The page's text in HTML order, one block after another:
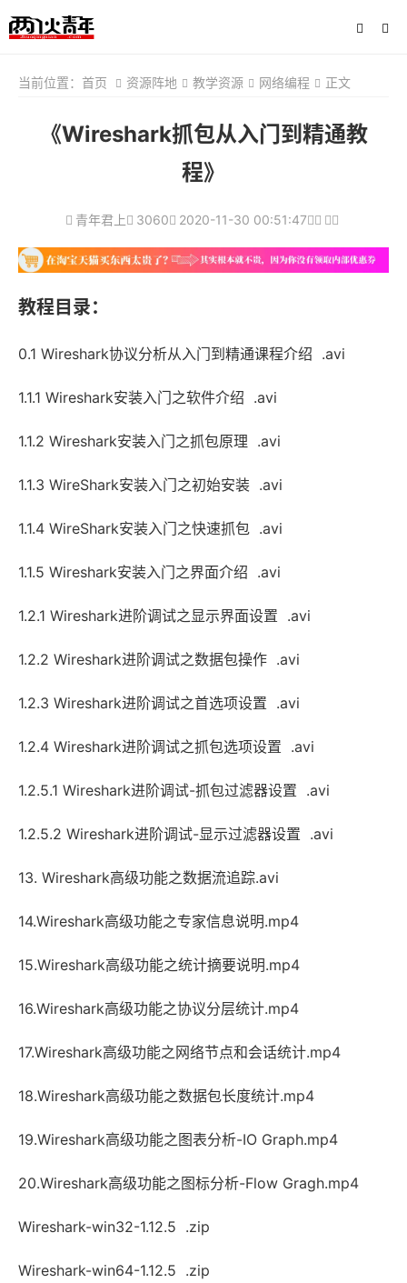
当前位置： 首页 资源阵地 教学资源 网络编程 正文
《Wireshark抓包从入门到精通教
程》
青年君上 3060 2020-11-30 00:51:47
教程目录：
0.1 Wireshark协议分析从入门到精通课程介绍 .avi
1.1.1 Wireshark安装入门之软件介绍 .avi
1.1.2 Wireshark安装入门之抓包原理 .avi
1.1.3 WireShark安装入门之初始安装 .avi
1.1.4 WireShark安装入门之快速抓包 .avi
1.1.5 Wireshark安装入门之界面介绍 .avi
1.2.1 Wireshark进阶调试之显示界面设置 .avi
1.2.2 Wireshark进阶调试之数据包操作 .avi
1.2.3 Wireshark进阶调试之首选项设置 .avi
1.2.4 Wireshark进阶调试之抓包选项设置 .avi
1.2.5.1 Wireshark进阶调试-抓包过滤器设置 .avi
1.2.5.2 Wireshark进阶调试-显示过滤器设置 .avi
13. Wireshark高级功能之数据流追踪.avi
14.Wireshark高级功能之专家信息说明.mp4
15.Wireshark高级功能之统计摘要说明.mp4
16.Wireshark高级功能之协议分层统计.mp4
17.Wireshark高级功能之网络节点和会话统计.mp4
18.Wireshark高级功能之数据包长度统计.mp4
19.Wireshark高级功能之图表分析-IO Graph.mp4
20.Wireshark高级功能之图标分析-Flow Gragh.mp4
Wireshark-win32-1.12.5 .zip
Wireshark-win64-1.12.5 .zip